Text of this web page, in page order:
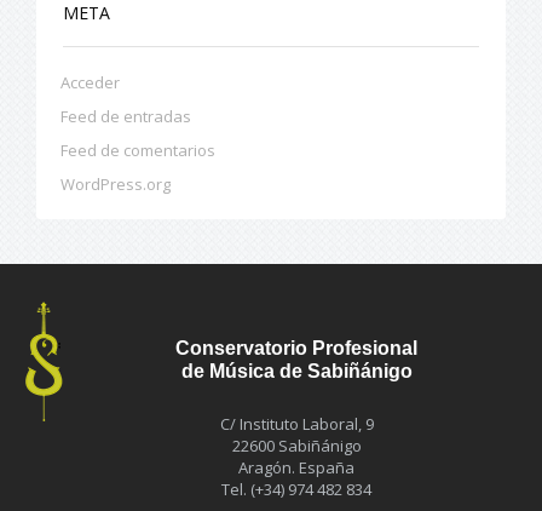
META
Acceder
Feed de entradas
Feed de comentarios
WordPress.org
Conservatorio Profesional
de Música de Sabiñánigo
C/ Instituto Laboral, 9
22600 Sabiñánigo
Aragón. España
Tel. (+34) 974 482 834